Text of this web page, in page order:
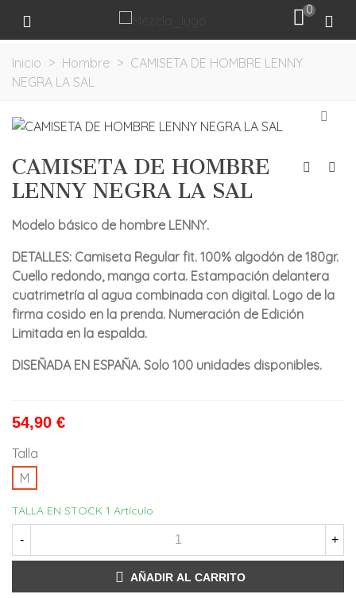
0
Inicio > Hombre > CAMISETA DE HOMBRE LENNY
NEGRA LA SAL
CAMISETA DE HOMBRE
LENNY NEGRA LA SAL
Modelo básico de hombre LENNY.
DETALLES: Camiseta Regular fit. 100% algodón de 180gr.
Cuello redondo, manga corta. Estampación delantera
cuatrimetría al agua combinada con digital. Logo de la
firma cosido en la prenda. Numeración de Edición
Limitada en la espalda.
DISEÑADA EN ESPAÑA. Solo 100 unidades disponibles.
54,90 €
Talla
M
TALLA EN STOCK 1 Artículo
- +
AÑADIR AL CARRITO